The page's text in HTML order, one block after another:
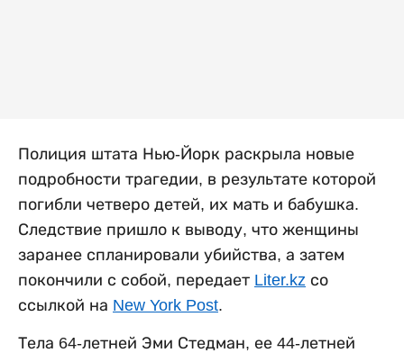
Полиция штата Нью-Йорк раскрыла новые
подробности трагедии, в результате которой
погибли четверо детей, их мать и бабушка.
Следствие пришло к выводу, что женщины
заранее спланировали убийства, а затем
покончили с собой, передает Liter.kz со
ссылкой на New York Post.
Тела 64-летней Эми Стедман, ее 44-летней